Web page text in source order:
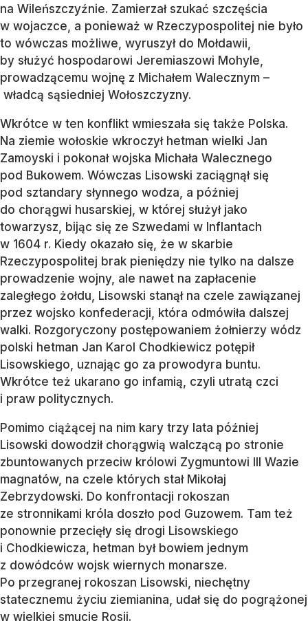
na Wileńszczyźnie. Zamierzał szukać szczęścia
w wojaczce, a ponieważ w Rzeczypospolitej nie było
to wówczas możliwe, wyruszył do Mołdawii,
by służyć hospodarowi Jeremiaszowi Mohyle,
prowadzącemu wojnę z Michałem Walecznym –
władcą sąsiedniej Wołoszczyzny.
Wkrótce w ten konflikt wmieszała się także Polska.
Na ziemie wołoskie wkroczył hetman wielki Jan
Zamoyski i pokonał wojska Michała Walecznego
pod Bukowem. Wówczas Lisowski zaciągnął się
pod sztandary słynnego wodza, a później
do chorągwi husarskiej, w której służył jako
towarzysz, bijąc się ze Szwedami w Inflantach
w 1604 r. Kiedy okazało się, że w skarbie
Rzeczypospolitej brak pieniędzy nie tylko na dalsze
prowadzenie wojny, ale nawet na zapłacenie
zaległego żołdu, Lisowski stanął na czele zawiązanej
przez wojsko konfederacji, która odmówiła dalszej
walki. Rozgoryczony postępowaniem żołnierzy wódz
polski hetman Jan Karol Chodkiewicz potępił
Lisowskiego, uznając go za prowodyra buntu.
Wkrótce też ukarano go infamią, czyli utratą czci
i praw politycznych.
Pomimo ciążącej na nim kary trzy lata później
Lisowski dowodził chorągwią walczącą po stronie
zbuntowanych przeciw królowi Zygmuntowi III Wazie
magnatów, na czele których stał Mikołaj
Zebrzydowski. Do konfrontacji rokoszan
ze stronnikami króla doszło pod Guzowem. Tam też
ponownie przecięły się drogi Lisowskiego
i Chodkiewicza, hetman był bowiem jednym
z dowódców wojsk wiernych monarsze.
Po przegranej rokoszan Lisowski, niechętny
statecznemu życiu ziemianina, udał się do pogrążonej
w wielkiej smucie Rosji.